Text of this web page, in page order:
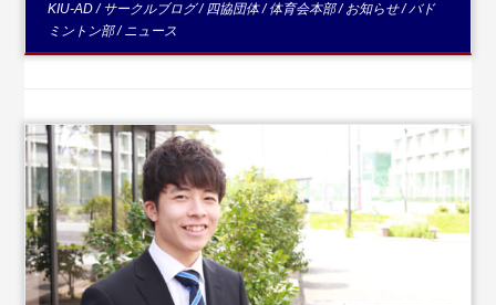
KIU-AD/ サークルブログ/四協団体/体育会本部/お知らせ/バド
ミントン部/ニュース
...続きを読む